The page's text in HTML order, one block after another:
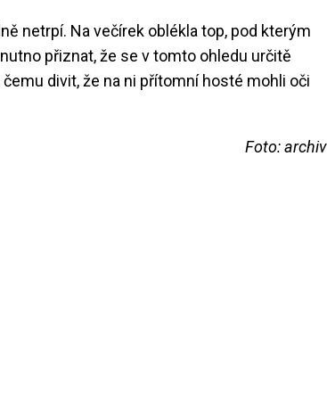
netrpí. Na večírek oblékla top, pod kterým
přiznat, že se v tomto ohledu určitě
divit, že na ni přítomní hosté mohli oči
Foto: archiv